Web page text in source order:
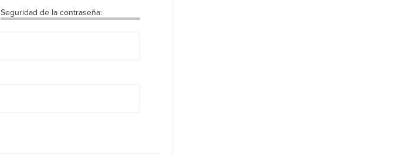
Seguridad de la contraseña: